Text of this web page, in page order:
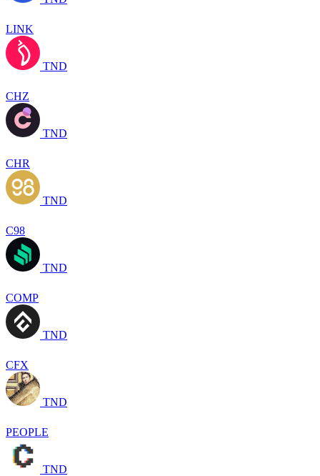
LINK
TND
CHZ
TND
CHR
TND
C98
TND
COMP
TND
CFX
TND
PEOPLE
TND